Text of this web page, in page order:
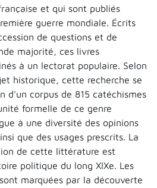
et qui sont publiés
guerre mondiale. Écrits
de questions et de
majorité, ces livres
à un lectorat populaire. Selon
historique, cette recherche se
d'un corpus de 815 catéchismes
formelle de ce genre
à une diversité des opinions
que des usages prescrits. La
de cette littérature est
politique du long XIXe. Les
marquées par la découverte